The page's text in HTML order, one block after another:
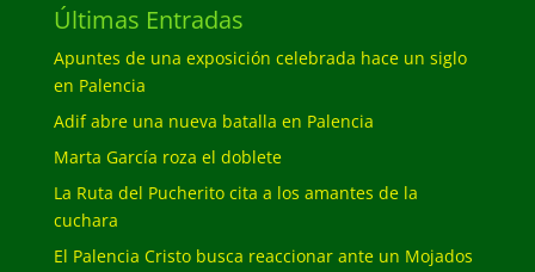
Últimas Entradas
Apuntes de una exposición celebrada hace un siglo
en Palencia
Adif abre una nueva batalla en Palencia
Marta García roza el doblete
La Ruta del Pucherito cita a los amantes de la
cuchara
El Palencia Cristo busca reaccionar ante un Mojados